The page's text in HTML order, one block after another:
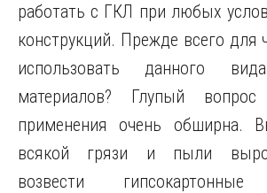
работать с ГКЛ при любых
конструкций. Прежде всего
использовать данного
материалов? Глупый
применения очень обширна.
всякой грязи и пыли
возвести гипсокартонные